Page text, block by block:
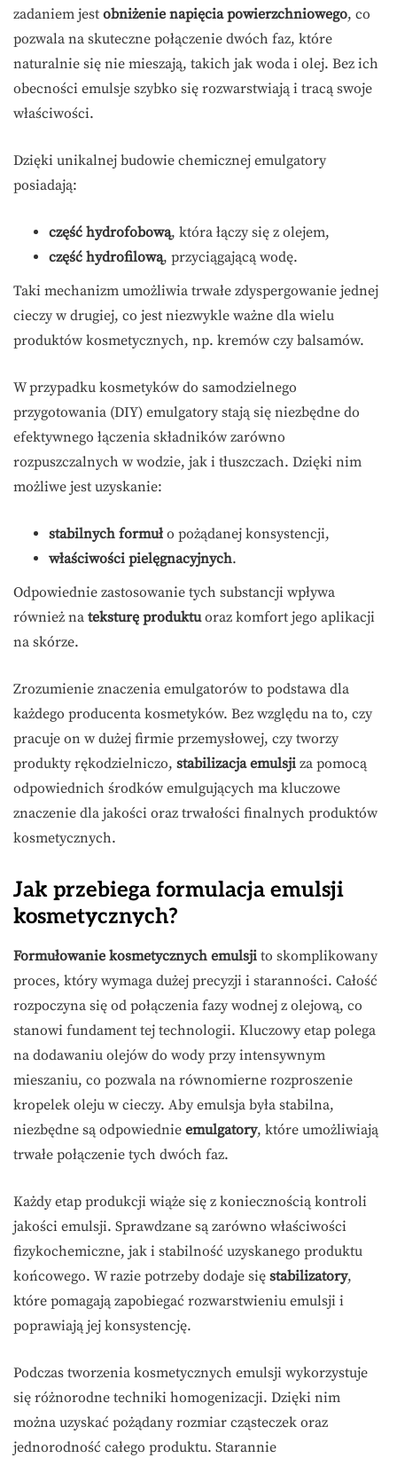
zadaniem jest obniżenie napięcia powierzchniowego, co
pozwala na skuteczne połączenie dwóch faz, które
naturalnie się nie mieszają, takich jak woda i olej. Bez ich
obecności emulsje szybko się rozwarstwiają i tracą swoje
właściwości.
Dzięki unikalnej budowie chemicznej emulgatory
posiadają:
część hydrofobową, która łączy się z olejem,
część hydrofilową, przyciągającą wodę.
Taki mechanizm umożliwia trwałe zdyspergowanie jednej
cieczy w drugiej, co jest niezwykle ważne dla wielu
produktów kosmetycznych, np. kremów czy balsamów.
W przypadku kosmetyków do samodzielnego
przygotowania (DIY) emulgatory stają się niezbędne do
efektywnego łączenia składników zarówno
rozpuszczalnych w wodzie, jak i tłuszczach. Dzięki nim
możliwe jest uzyskanie:
stabilnych formuł o pożądanej konsystencji,
właściwości pielęgnacyjnych.
Odpowiednie zastosowanie tych substancji wpływa
również na teksturę produktuoraz komfort jego aplikacji
na skórze.
Zrozumienie znaczenia emulgatorów to podstawa dla
każdego producenta kosmetyków. Bez względu na to, czy
pracuje on w dużej firmie przemysłowej, czy tworzy
produkty rękodzielniczo, stabilizacja emulsji za pomocą
odpowiednich środków emulgujących ma kluczowe
znaczenie dla jakości oraz trwałości finalnych produktów
kosmetycznych.
Jak przebiega formulacja emulsji
kosmetycznych?
Formułowanie kosmetycznych emulsji to skomplikowany
proces, który wymaga dużej precyzji i staranności. Całość
rozpoczyna się od połączenia fazy wodnej z olejową, co
stanowi fundament tej technologii. Kluczowy etap polega
na dodawaniu olejów do wody przy intensywnym
mieszaniu, co pozwala na równomierne rozproszenie
kropelek oleju w cieczy. Aby emulsja była stabilna,
niezbędne są odpowiednie emulgatory, które umożliwiają
trwałe połączenie tych dwóch faz.
Każdy etap produkcji wiąże się z koniecznością kontroli
jakości emulsji. Sprawdzane są zarówno właściwości
fizykochemiczne, jak i stabilność uzyskanego produktu
końcowego. W razie potrzeby dodaje się stabilizatory,
które pomagają zapobiegać rozwarstwieniu emulsji i
poprawiają jej konsystencję.
Podczas tworzenia kosmetycznych emulsji wykorzystuje
się różnorodne techniki homogenizacji. Dzięki nim
można uzyskać pożądany rozmiar cząsteczek oraz
jednorodność całego produktu. Starannie